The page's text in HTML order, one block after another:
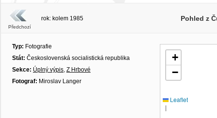
Předchozí
rok: kolem 1985 Pohled z
Typ: Fotografie
Stát: Československá socialistická republika
Sekce: Úplný výpis, Z Hrbové
Fotograf: Miroslav Langer
+
−
Leaflet
|